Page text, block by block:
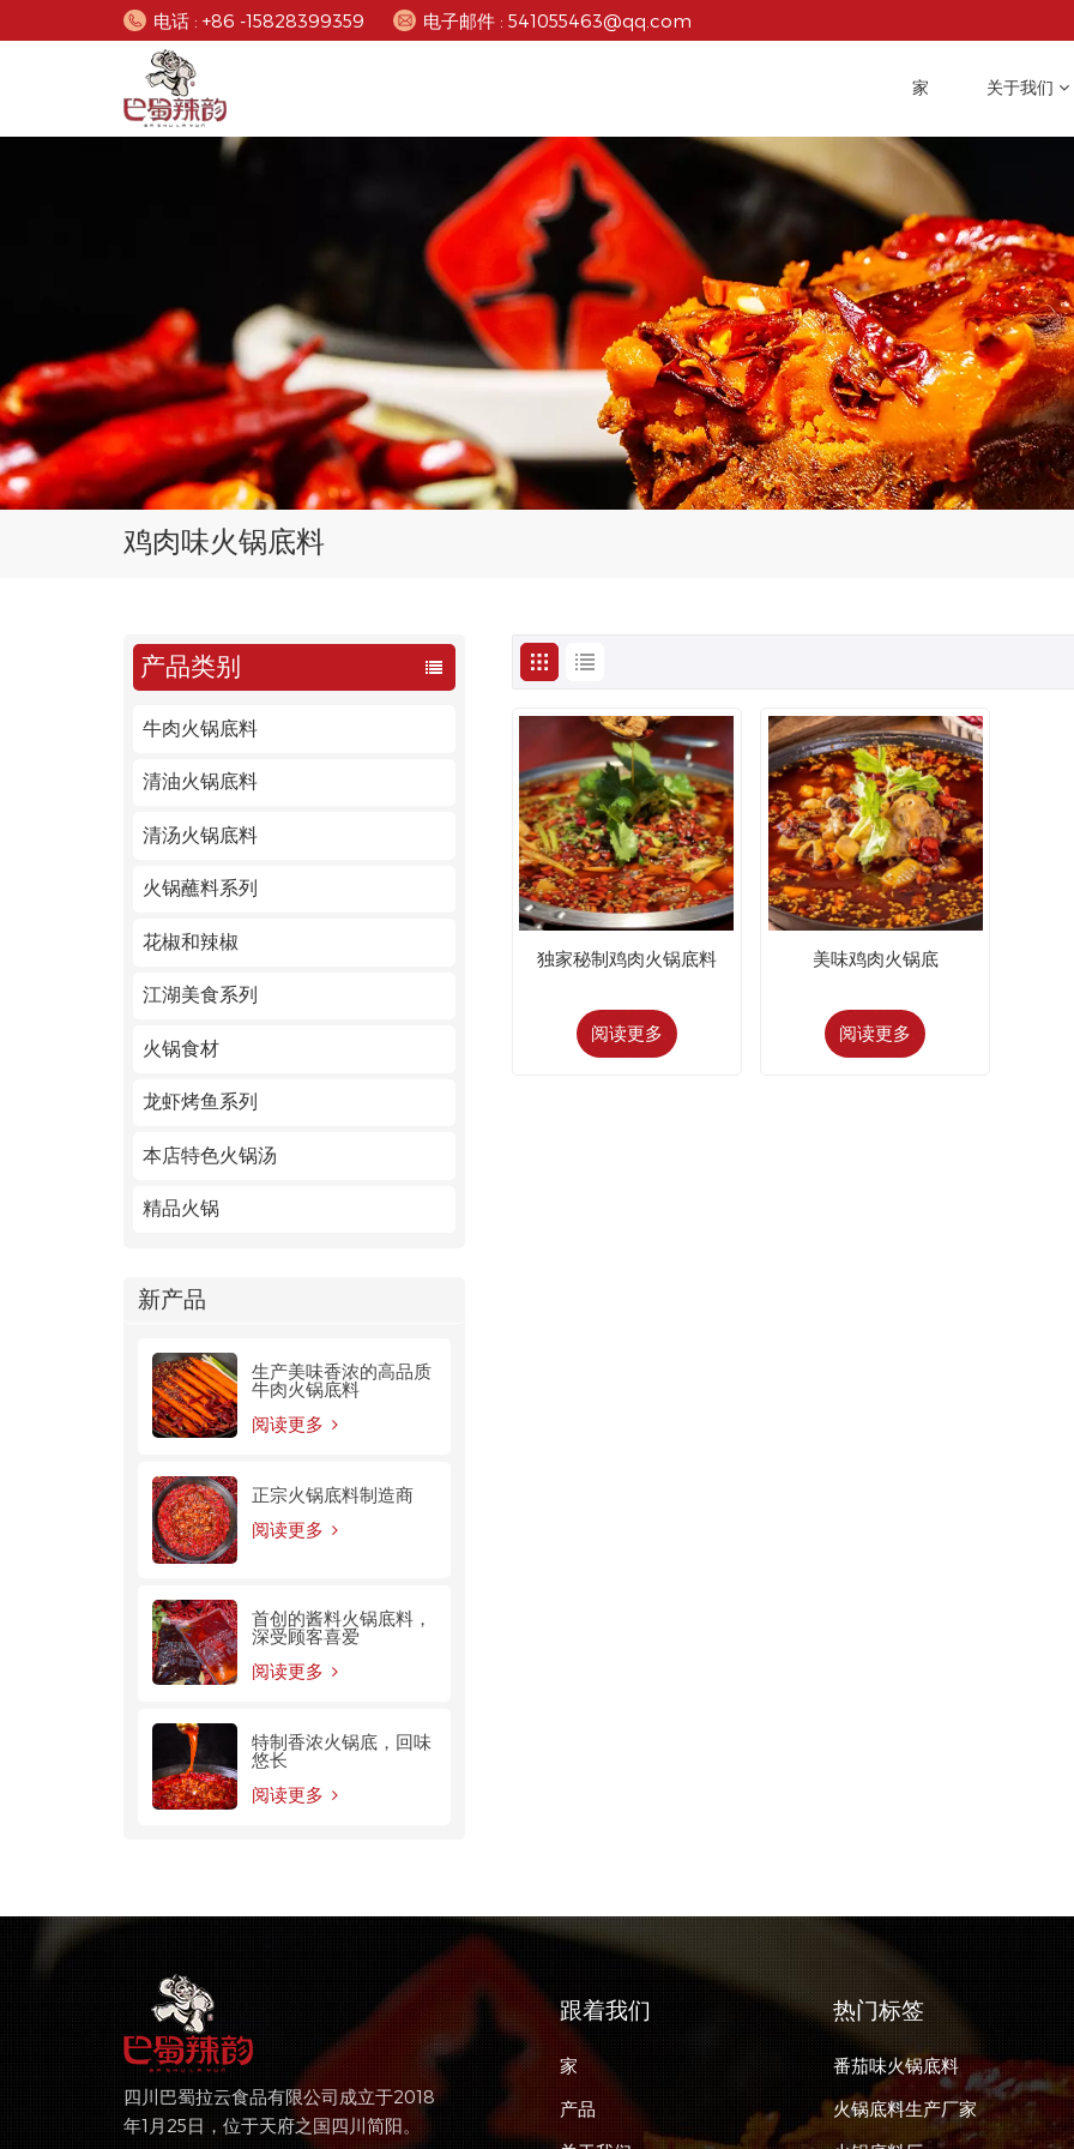
电话 : +86 -15828399359 电子邮件 : 541055463@qq.com
家 关于我们
鸡肉味火锅底料
产品类别
牛肉火锅底料
清油火锅底料
清汤火锅底料
火锅蘸料系列
花椒和辣椒
江湖美食系列
火锅食材
龙虾烤鱼系列
本店特色火锅汤
精品火锅
新产品
生产美味香浓的高品质
牛肉火锅底料
阅读更多
正宗火锅底料制造商
阅读更多
首创的酱料火锅底料，
深受顾客喜爱
阅读更多
特制香浓火锅底，回味
悠长
阅读更多
独家秘制鸡肉火锅底料
阅读更多
美味鸡肉火锅底
阅读更多
四川巴蜀拉云食品有限公司成立于2018
年1月25日，位于天府之国四川简阳。
跟着我们
家
产品
热门标签
番茄味火锅底料
火锅底料生产厂家